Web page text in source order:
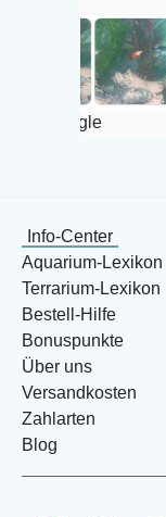
Info-Center
Aquarium-Lexikon
Terrarium-Lexikon
Bestell-Hilfe
Bonuspunkte
Über uns
Versandkosten
Zahlarten
Blog